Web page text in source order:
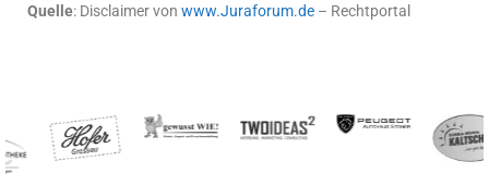
Quelle: Disclaimer von www.Juraforum.de – Rechtportal